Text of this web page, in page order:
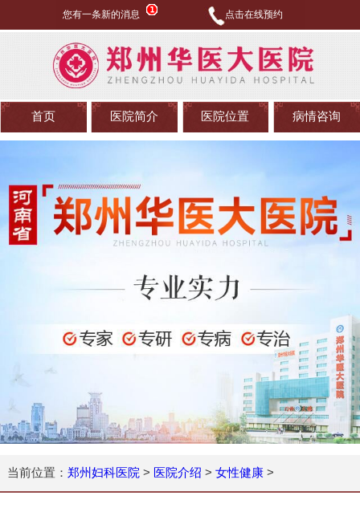
您有一条新的消息 点击在线预约
首页 医院简介 医院位置 病情咨询
当前位置： 郑州妇科医院 > 医院介绍 > 女性健康>